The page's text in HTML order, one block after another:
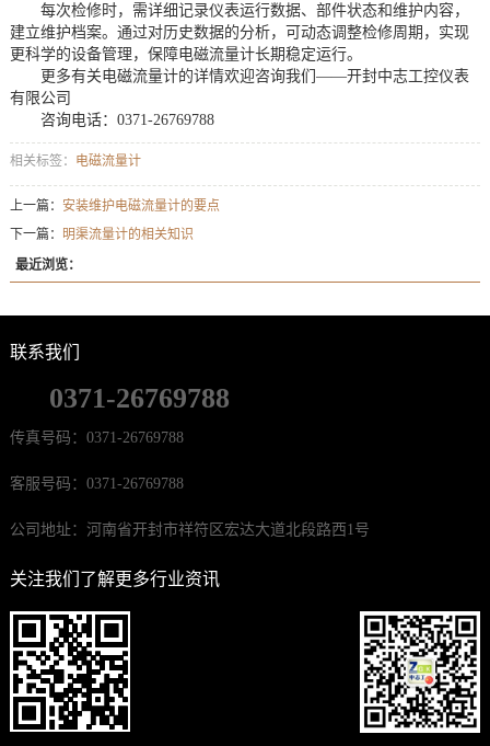
每次检修时，需详细记录仪表运行数据、部件状态和维护内容，
建立维护档案。通过对历史数据的分析，可动态调整检修周期，实现
更科学的设备管理，保障电磁流量计长期稳定运行。
更多有关电磁流量计的详情欢迎咨询我们——开封中志工控仪表
有限公司
咨询电话：0371-26769788
相关标签： 电磁流量计
上一篇： 安装维护电磁流量计的要点
下一篇： 明渠流量计的相关知识
最近浏览：
联系我们
0371-26769788
传真号码：0371-26769788
客服号码：0371-26769788
公司地址：河南省开封市祥符区宏达大道北段路西1号
关注我们了解更多行业资讯